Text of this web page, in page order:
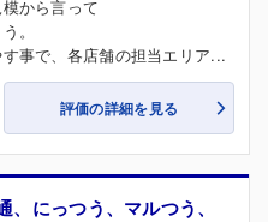
から言って
。
事で、各店舗の担当エリア...
評価の詳細を見る
にっつう、マルつう、